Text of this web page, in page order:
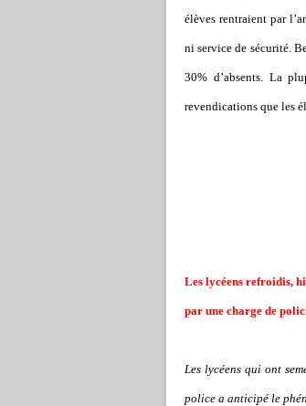
élèves rentraient par l’
ni service de sécurité.
30% d’absents. La
revendications que les
Les lycéens refroidis,
par une charge de
Les lycéens qui ont
police a anticipé le